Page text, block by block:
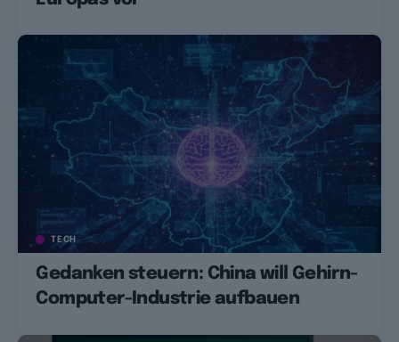
TECH
Gedanken steuern: China will Gehirn-
Computer-Industrie aufbauen